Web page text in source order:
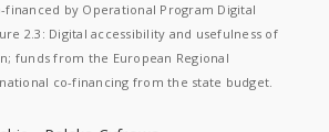
financed by Operational Program Digital
2.3: Digital accessibility and usefulness of
funds from the European Regional
co-financing from the state budget.